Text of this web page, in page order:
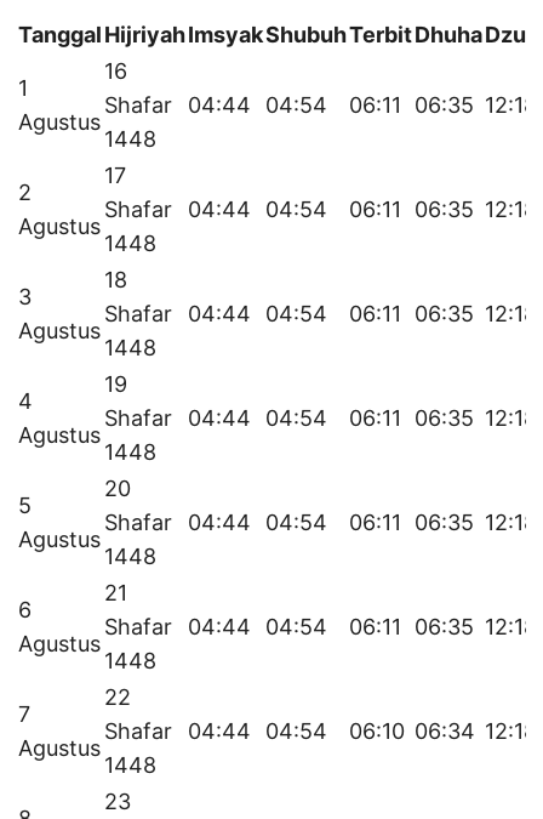
TanggalHijriyahImsyakShubuhTerbitDhuha
1
Agustus
16
Shafar
1448
04:44 04:54 06:11 06:35 12:18
2
Agustus
17
Shafar
1448
04:44 04:54 06:11 06:35 12:18
3
Agustus
18
Shafar
1448
04:44 04:54 06:11 06:35 12:18
4
Agustus
19
Shafar
1448
04:44 04:54 06:11 06:35 12:18
5
Agustus
20
Shafar
1448
04:44 04:54 06:11 06:35 12:18
6
Agustus
21
Shafar
1448
04:44 04:54 06:11 06:35 12:18
7
Agustus
22
Shafar
1448
04:44 04:54 06:10 06:34 12:18
23